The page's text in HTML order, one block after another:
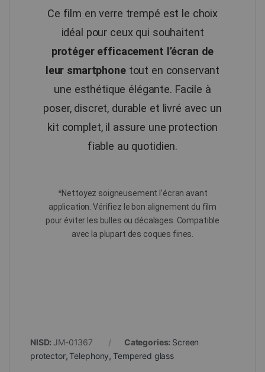
Ce film en verre trempé est le choix
idéal pour ceux qui souhaitent
protéger efficacement l’écran de
leur smartphonetout en conservant
une esthétique élégante. Facile à
poser, discret, durable et livré avec un
kit complet, il assure une protection
fiable au quotidien.
*Nettoyez soigneusement l’écran avant
application. Vérifiez le bon alignement du film
pour éviter les bulles ou décalages. Compatible
avec la plupart des coques fines.
NISD: JM-01367 Categories: Screen
protector,Telephony, Tempered glass